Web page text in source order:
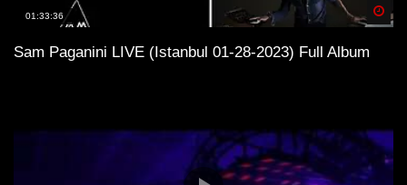
01:33:36
Sam Paganini LIVE (Istanbul 01-28-2023) Full Album